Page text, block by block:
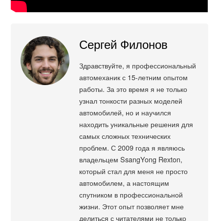
Сергей Филонов
Здравствуйте, я профессиональный
автомеханик с 15-летним опытом
работы. За это время я не только
узнал тонкости разных моделей
автомобилей, но и научился
находить уникальные решения для
самых сложных технических
проблем. С 2009 года я являюсь
владельцем SsangYong Rexton,
который стал для меня не просто
автомобилем, а настоящим
спутником в профессиональной
жизни. Этот опыт позволяет мне
делиться с читателями не только